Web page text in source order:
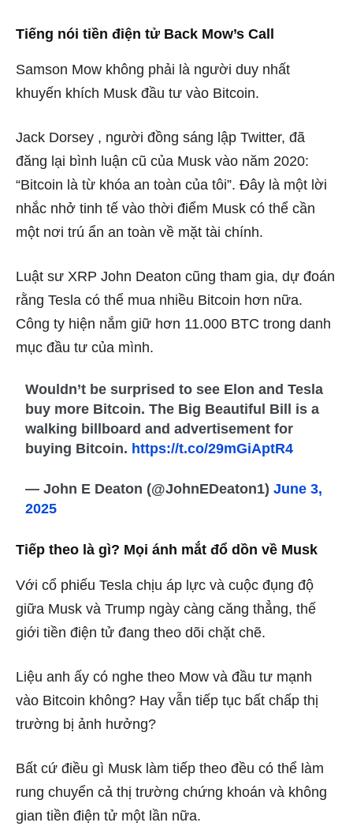
Tiếng nói tiền điện tử Back Mow’s Call
Samson Mow không phải là người duy nhất
khuyến khích Musk đầu tư vào Bitcoin.
Jack Dorsey , người đồng sáng lập Twitter, đã
đăng lại bình luận cũ của Musk vào năm 2020:
“Bitcoin là từ khóa an toàn của tôi”. Đây là một lời
nhắc nhở tinh tế vào thời điểm Musk có thể cần
một nơi trú ẩn an toàn về mặt tài chính.
Luật sư XRP John Deaton cũng tham gia, dự đoán
rằng Tesla có thể mua nhiều Bitcoin hơn nữa.
Công ty hiện nắm giữ hơn 11.000 BTC trong danh
mục đầu tư của mình.
Wouldn’t be surprised to see Elon and Tesla
buy more Bitcoin. The Big Beautiful Bill is a
walking billboard and advertisement for
buying Bitcoin. https://t.co/29mGiAptR4
— John E Deaton (@JohnEDeaton1)June 3,
2025
Tiếp theo là gì? Mọi ánh mắt đổ dồn về Musk
Với cổ phiếu Tesla chịu áp lực và cuộc đụng độ
giữa Musk và Trump ngày càng căng thẳng, thế
giới tiền điện tử đang theo dõi chặt chẽ.
Liệu anh ấy có nghe theo Mow và đầu tư mạnh
vào Bitcoin không? Hay vẫn tiếp tục bất chấp thị
trường bị ảnh hưởng?
Bất cứ điều gì Musk làm tiếp theo đều có thể làm
rung chuyển cả thị trường chứng khoán và không
gian tiền điện tử một lần nữa.